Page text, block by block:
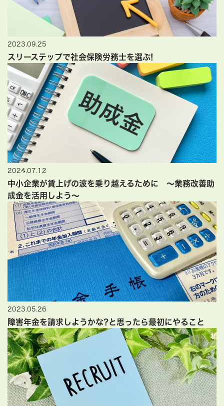
2023.09.25
スリーステップで社会保険労務士を選ぶ!
2024.07.12
中小企業が賃上げの波を乗り越えるために ～業務改善助
成金を活用しよう～
2023.05.26
障害年金を請求しようかな?と思ったら最初にやること